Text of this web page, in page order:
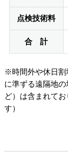
点検技術料
合 計
※時間外や休日割
に準ずる遠隔地
ど）は含まれて
す）